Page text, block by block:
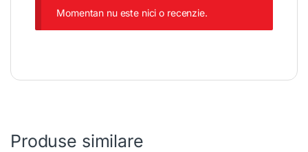
Momentan nu este nici o recenzie.
Produse similare